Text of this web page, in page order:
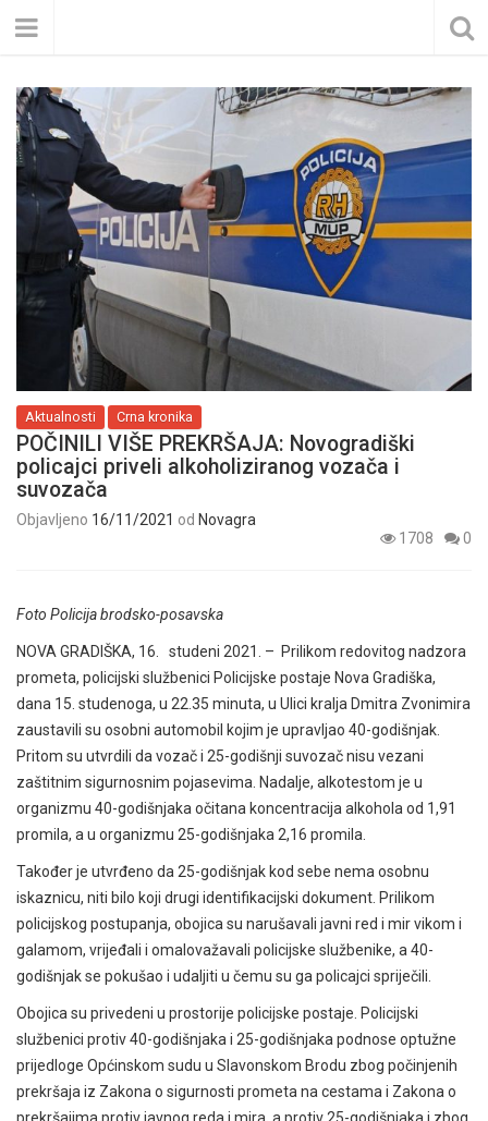
Aktualnosti Crna kronika
POČINILI VIŠE PREKRŠAJA: Novogradiški
policajci priveli alkoholiziranog vozača i
suvozača
Objavljeno 16/11/2021 od Novagra
1708
0
Foto Policija brodsko-posavska
NOVA GRADIŠKA, 16. studeni 2021. – Prilikom redovitog nadzora
prometa, policijski službenici Policijske postaje Nova Gradiška,
dana 15. studenoga, u 22.35 minuta, u Ulici kralja Dmitra Zvonimira
zaustavili su osobni automobil kojim je upravljao 40-godišnjak.
Pritom su utvrdili da vozač i 25-godišnji suvozač nisu vezani
zaštitnim sigurnosnim pojasevima. Nadalje, alkotestom je u
organizmu 40-godišnjaka očitana koncentracija alkohola od 1,91
promila, a u organizmu 25-godišnjaka 2,16 promila.
Također je utvrđeno da 25-godišnjak kod sebe nema osobnu
iskaznicu, niti bilo koji drugi identifikacijski dokument. Prilikom
policijskog postupanja, obojica su narušavali javni red i mir vikom i
galamom, vrijeđali i omalovažavali policijske službenike, a 40-
godišnjak se pokušao i udaljiti u čemu su ga policajci spriječili.
Obojica su privedeni u prostorije policijske postaje. Policijski
službenici protiv 40-godišnjaka i 25-godišnjaka podnose optužne
prijedloge Općinskom sudu u Slavonskom Brodu zbog počinjenih
prekršaja iz Zakona o sigurnosti prometa na cestama i Zakona o
prekršajima protiv javnog reda i mira, a protiv 25-godišnjaka i zbog